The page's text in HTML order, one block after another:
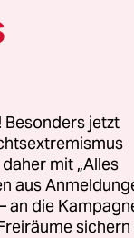
jetzt
mit „Alles
aus
an die
sichern